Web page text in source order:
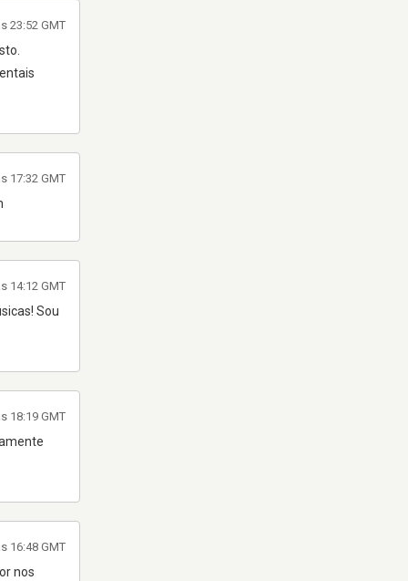
23:52 GMT
17:32 GMT
Sou
14:12 GMT
18:19 GMT
nos
16:48 GMT